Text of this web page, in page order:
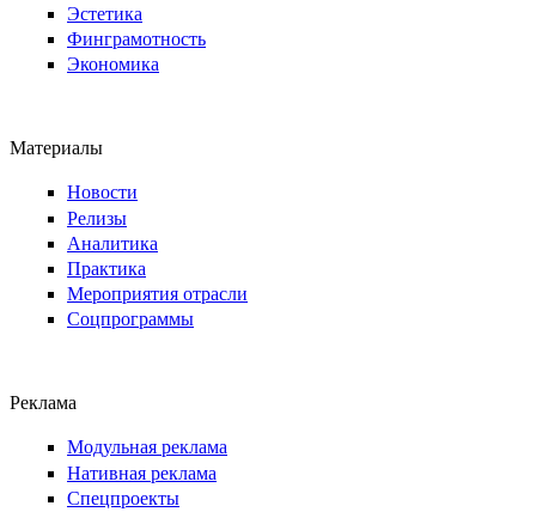
Эстетика
Финграмотность
Экономика
Материалы
Новости
Релизы
Аналитика
Практика
Мероприятия отрасли
Соцпрограммы
Реклама
Модульная реклама
Нативная реклама
Спецпроекты